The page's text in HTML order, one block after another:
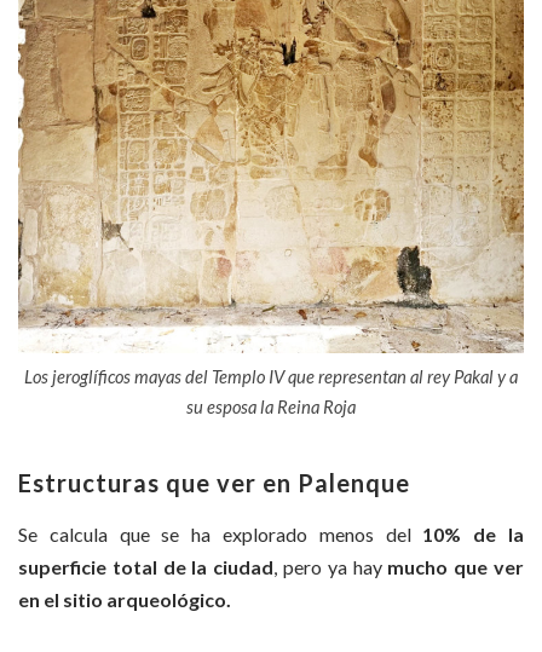
Los jeroglíficos mayas del Templo IV que representan al rey Pakal y a
su esposa la Reina Roja
Estructuras que ver en Palenque
Se calcula que se ha explorado menos del 10% de la
superficie total de la ciudad , pero ya hay mucho que ver
en el sitio arqueológico.